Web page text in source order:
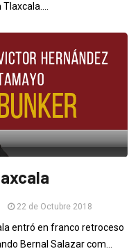
22 de Octubre 2018
entró en franco retroceso
Bernal Salazar com...